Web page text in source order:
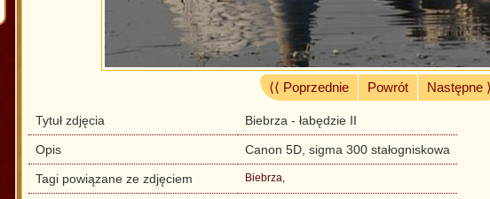
⟨⟨ Poprzednie Powrót Następne
Tytuł zdjęcia Biebrza - łabędzie II
Opis Canon 5D, sigma 300 stałogniskowa
Tagi powiązane ze zdjęciem Biebrza,